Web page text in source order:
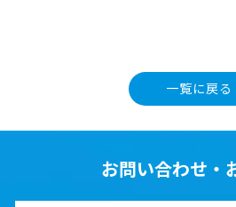
一覧に戻る
お問い合わせ・